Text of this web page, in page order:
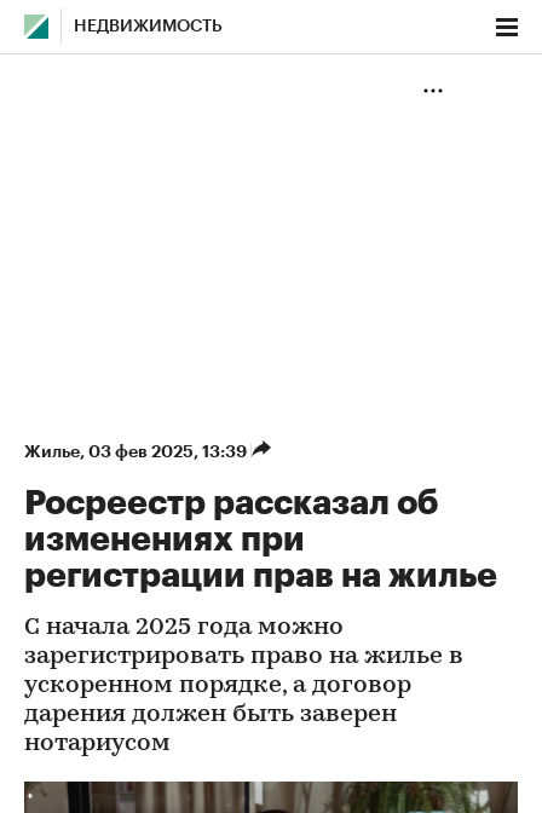
НЕДВИЖИМОСТЬ
Жилье⁠, 03 фев 2025, 13:39
Росреестр рассказал об
изменениях при
регистрации прав на жилье
С начала 2025 года можно
зарегистрировать право на жилье в
ускоренном порядке, а договор
дарения должен быть заверен
нотариусом